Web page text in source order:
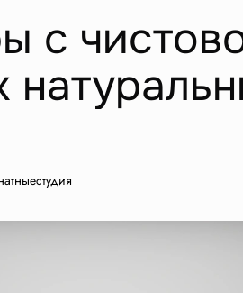
с
студия